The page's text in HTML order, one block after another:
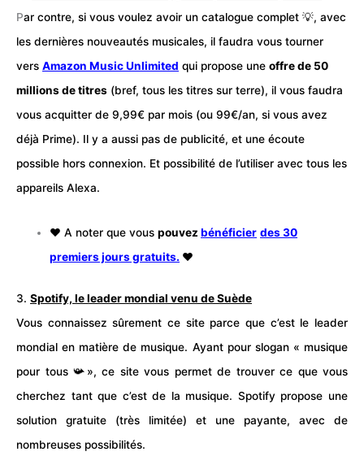
Par contre, si vous voulez avoir un catalogue complet 💡, avec
les dernières nouveautés musicales, il faudra vous tourner
vers Amazon Music Unlimited qui propose une offre de 50
millions de titres (bref, tous les titres sur terre), il vous faudra
vous acquitter de 9,99€ par mois (ou 99€/an, si vous avez
déjà Prime). Il y a aussi pas de publicité, et une écoute
possible hors connexion. Et possibilité de l’utiliser avec tous les
appareils Alexa.
❤️ A noter que vouspouvez bénéficier des 30
premiers jours gratuits. ❤️
3. Spotify, le leader mondial venu de Suède
Vous connaissez sûrement ce site parce que c’est le leader
mondial en matière de musique. Ayant pour slogan « musique
pour tous 📯», ce site vous permet de trouver ce que vous
cherchez tant que c’est de la musique. Spotify propose une
solution gratuite (très limitée) et une payante, avec de
nombreuses possibilités.